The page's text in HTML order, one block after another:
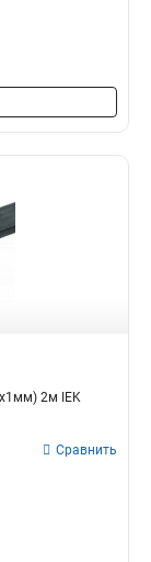
2м IEK
Сравнить